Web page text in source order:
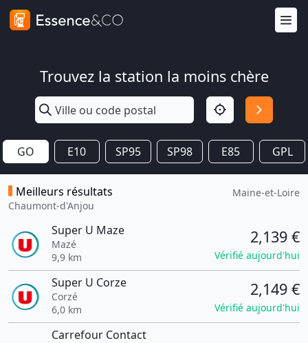
Trouvez la station la moins chère
GO E10 SP95 SP98 E85 GPL
Meilleurs résultats
Chaumont-d'Anjou
Maine-et-Loire
Super U Maze
Mazé
9,9 km
2,139 €
Vérifié aujourd'hui
Super U Corze
Corzé
6,0 km
2,149 €
Vérifié aujourd'hui
Carrefour Contact